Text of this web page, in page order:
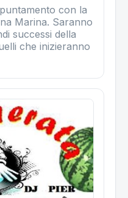
con la
Marina. Saranno
successi della
che inizieranno